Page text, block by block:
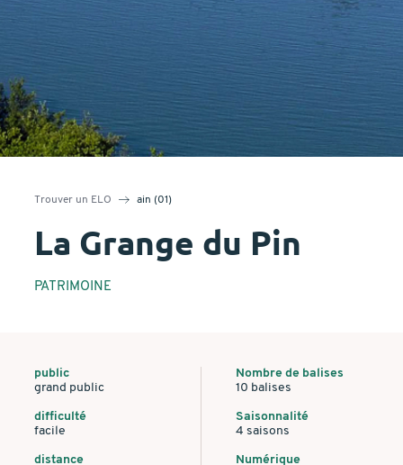
Trouver un ELO ain (01)
La Grange du Pin
PATRIMOINE
public
grand public
difficulté
facile
distance
Nombre de balises
10 balises
Saisonnalité
4 saisons
Numérique